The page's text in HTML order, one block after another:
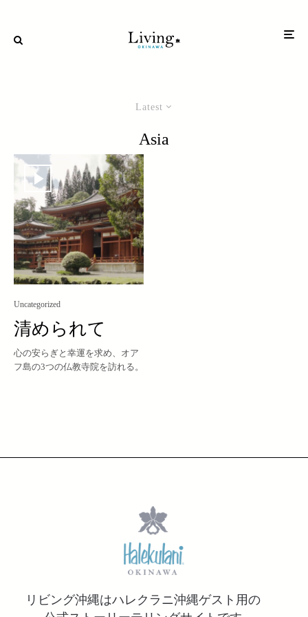
Latest
Asia
Uncategorized
清められて
心の安らぎと幸運を求め、オア
フ島の3つの仏教寺院を訪れる。
リビング沖縄はハレクラニ沖縄ゲスト用の